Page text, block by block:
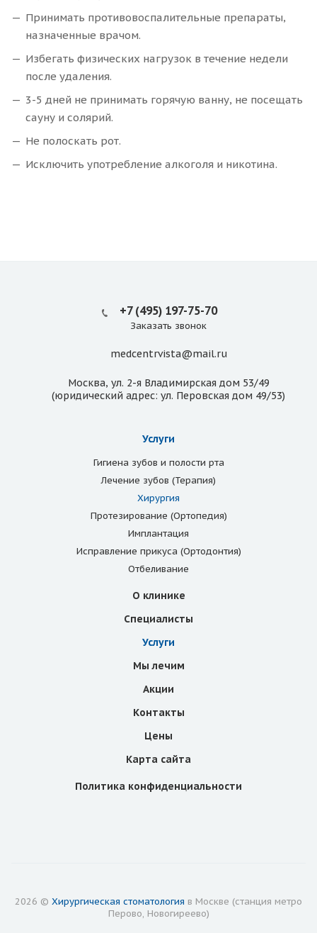
Принимать противовоспалительные препараты,
назначенные врачом.
Избегать физических нагрузок в течение недели
после удаления.
3-5 дней не принимать горячую ванну, не посещать
сауну и солярий.
Не полоскать рот.
Исключить употребление алкоголя и никотина.
+7 (495) 197-75-70
Заказать звонок
medcentrvista@mail.ru
Москва, ул. 2-я Владимирская дом 53/49
(юридический адрес: ул. Перовская дом 49/53)
Услуги
Гигиена зубов и полости рта
Лечение зубов (Терапия)
Хирургия
Протезирование (Ортопедия)
Имплантация
Исправление прикуса (Ортодонтия)
Отбеливание
О клинике
Специалисты
Услуги
Мы лечим
Акции
Контакты
Цены
Карта сайта
Политика конфиденциальности
2026 © Хирургическая стоматология в Москве (станция метро
Перово, Новогиреево)